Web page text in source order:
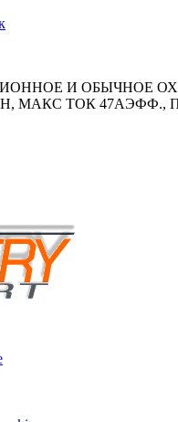
И ОБЫЧНОЕ
МАКС ТОК